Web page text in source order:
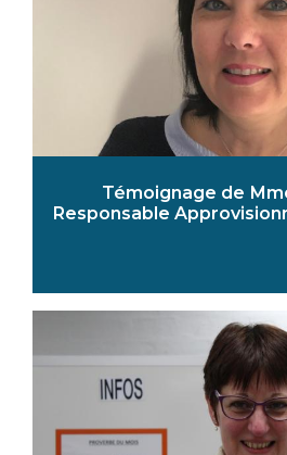
Témoignage de
Responsable